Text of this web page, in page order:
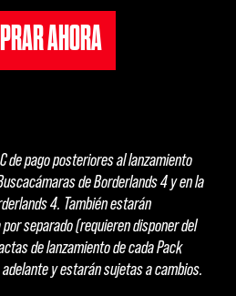
AHORA
de pago posteriores al lanzamiento
de Borderlands 4 y en la
4. También estarán
separado (requieren disponer del
de lanzamiento de cada Pack
y estarán sujetas a cambios.